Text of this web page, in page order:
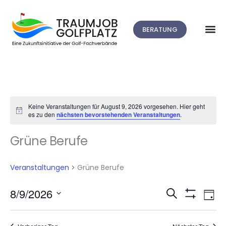
BERATUNG
Hinweis
Keine Veranstaltungen für August 9, 2026 vorgesehen. Hier geht
es zu den nächsten bevorstehenden Veranstaltungen.
Grüne Berufe
Veranstaltungen Grüne Berufe
Suche
Anzeigen
Tag
8/9/2026
Datum
wählen.